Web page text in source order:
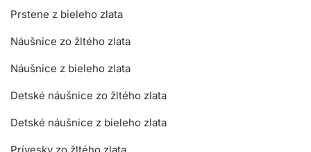
Prstene z bieleho zlata
Náušnice zo žltého zlata
Náušnice z bieleho zlata
Detské náušnice zo žltého zlata
Detské náušnice z bieleho zlata